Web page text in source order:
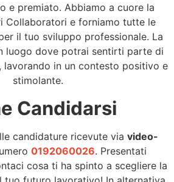
e premiato. Abbiamo a cuore la
Collaboratori e forniamo tutte le
il tuo sviluppo professionale. La
luogo dove potrai sentirti parte di
lavorando in un contesto positivo e
stimolante.
Candidarsi
candidature ricevute via video-
0192060026. Presentati
cosa ti ha spinto a scegliere la